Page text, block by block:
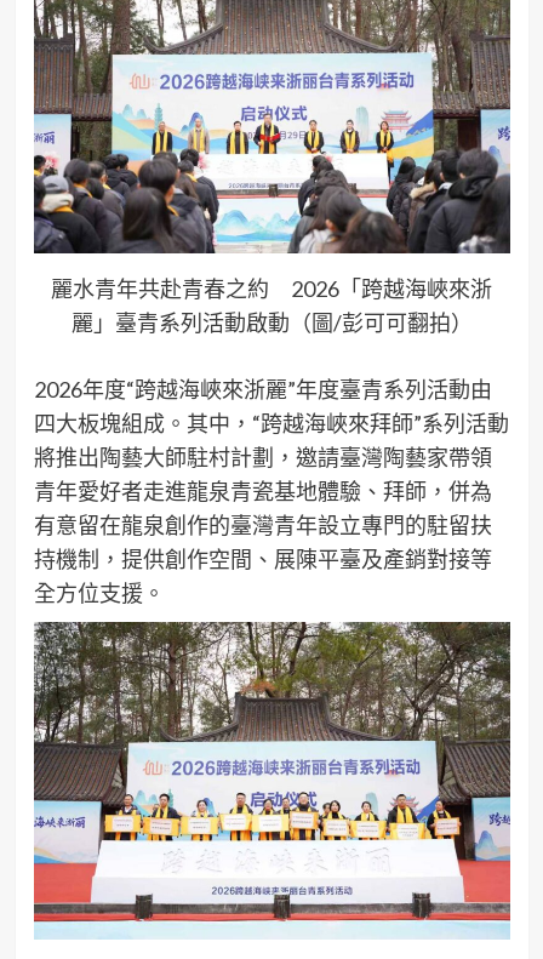
麗水青年共赴青春之約 2026「跨越海峽來浙
麗」臺青系列活動啟動（圖/彭可可翻拍）
2026年度“跨越海峽來浙麗”年度臺青系列活動由
四大板塊組成。其中，“跨越海峽來拜師”系列活動
將推出陶藝大師駐村計劃，邀請臺灣陶藝家帶領
青年愛好者走進龍泉青瓷基地體驗、拜師，併為
有意留在龍泉創作的臺灣青年設立專門的駐留扶
持機制，提供創作空間、展陳平臺及產銷對接等
全方位支援。